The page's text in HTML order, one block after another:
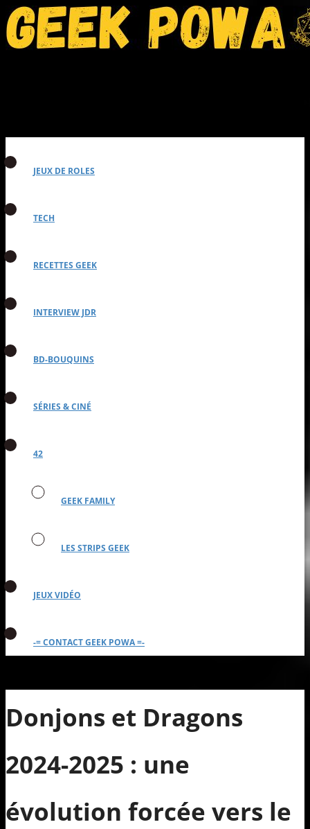
JEUX DE ROLES
TECH
RECETTES GEEK
INTERVIEW JDR
BD-BOUQUINS
SÉRIES & CINÉ
42
GEEK FAMILY
LES STRIPS GEEK
JEUX VIDÉO
-= CONTACT GEEK POWA =-
Donjons et Dragons
2024-2025 : une
évolution forcée vers le